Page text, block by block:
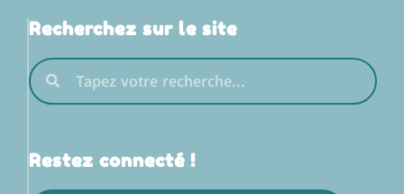
Recherchez sur le site
Restez connecté !